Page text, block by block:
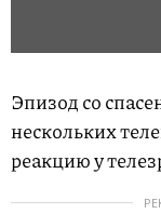
Эпизод со
нескольких
реакцию у